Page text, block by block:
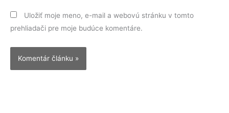
Uložiť moje meno, e-mail a webovú stránku v tomto
prehliadači pre moje budúce komentáre.